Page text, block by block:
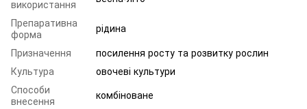
використання
Препаративна
форма
рідина
Призначення
посилення росту та розвитку рослин
Культура
овочеві культури
Способи
внесення
комбіноване